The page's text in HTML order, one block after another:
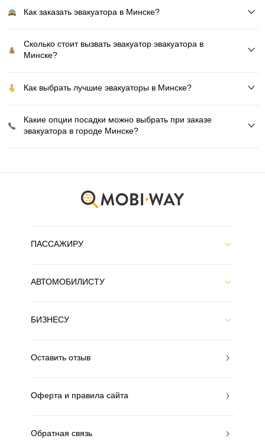
Как заказать эвакуатора в Минске?
Сколько стоит вызвать эвакуатор эвакуатора в
Минске?
Как выбрать лучшие эвакуаторы в Минске?
Какие опции посадки можно выбрать при заказе
эвакуатора в городе Минске?
ПАССАЖИРУ
АВТОМОБИЛИСТУ
БИЗНЕСУ
Оставить отзыв
Оферта и правила сайта
Обратная связь